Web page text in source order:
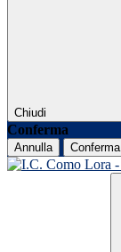
Chiudi
Conferma
Annulla Conferma